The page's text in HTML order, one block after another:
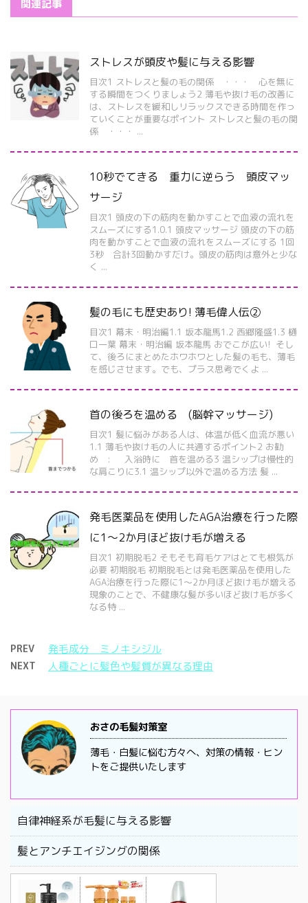
関連記事
ストレスが頭皮や髪に与える影響
目次1 ストレスと髪の毛の関係 ・・・ 心を無に
する瞬間をつくりましょう2 薄毛や抜け毛の改善に
は、ストレスを緩和しリラックスできる時間を作っ
ていくことが重要なポイント ストレスと髪の毛の関
係 ・・・ ...
10秒でてきる 重力に逆らう 頭皮マッ
サージ
目次1 頭皮の下の筋肉を動かすことで血液の流れを
スムーズにする1.0.1 頭皮マッサージ 頭皮の下の筋
肉を動かすことで血液の流れをスムーズにする 1回
3秒 合計3回動かすだけ。頭皮の筋肉は意外と少な
く ...
髪の毛にも歴史あり! 薄毛偉人伝②
目次1 幕末・明治編1.1 坂本龍馬1.2 西郷隆盛1.3 樋
口一葉 幕末・明治編 坂本龍馬 おでこが広い! そし
て、後ろにまとめたホワホワとした髪の毛も、薄毛
を感じさせます。でも、プラス思考でくよ ...
首の後ろを温める (脳幹マッサージ)
目次1 髪に悩みがある人は、体温が低く血流が悪い
1.1 薄毛や抜け毛の人に共通するポイント2 お勧
め : 入浴時に 首を温める3 温シップは慢性的
な肩こりに3.1 温シップ以外で温める方法 髪 ...
発毛医薬品を使用したAGA治療を行った際
に1～2か月ほど抜け毛が増える
目次1 初期脱毛2 そもそも育毛ケアはとても根気が
必要 初期脱毛 初期脱毛とは発毛医薬品を使用した
AGA治療を行った際に1～2か月ほど抜け毛が増える
現象のことで、不健康な髪が多いほど抜け毛が多く
なる特 ...
PREV 発毛成分 ミノキシジル
NEXT 人種ごとに髪色や髪質が異なる理由
おさの毛髪対策室
薄毛・白髪に悩む方々へ、対策の情報・ヒン
トをご提供いたします
自律神経系が毛髪に与える影響
髪とアンチエイジングの関係